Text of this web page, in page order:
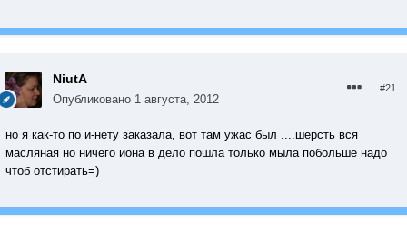
NiutA
Опубликовано 1 августа, 2012
#21
но я как-то по и-нету заказала, вот там ужас был ....шерсть вся
масляная но ничего иона в дело пошла только мыла побольше надо
чтоб отстирать=)